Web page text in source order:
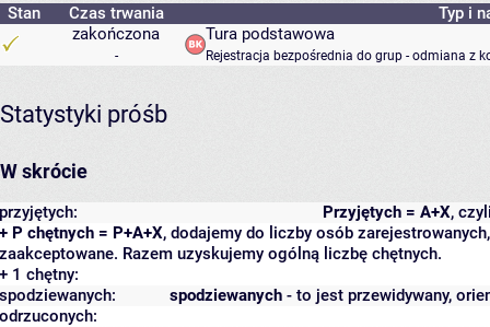
Stan
Czas trwania
Typ i
zakończona
-
Tura podstawowa
Rejestracja bezpośrednia do grup - odmiana z
Statystyki próśb
W skrócie
Przyjętych = A+X,
przyjętych:
+ P chętnych = P+A+X, dodajemy do liczby osób
zaakceptowane. Razem uzyskujemy ogólną liczbę chętnych.
+ 1 chętny:
spodziewanych - to jest przewidywany,
spodziewanych:
odrzuconych: